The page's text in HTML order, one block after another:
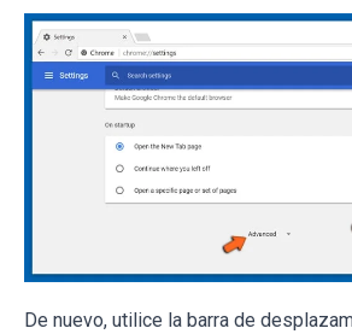
De nuevo, utilice la barra de